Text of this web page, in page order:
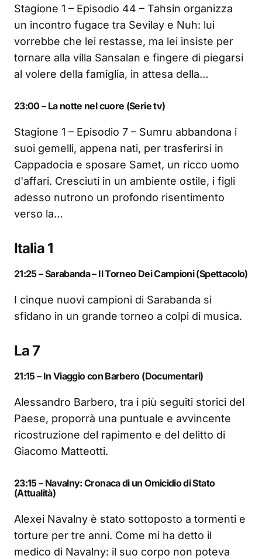
Stagione 1 – Episodio 44 – Tahsin organizza
un incontro fugace tra Sevilay e Nuh: lui
vorrebbe che lei restasse, ma lei insiste per
tornare alla villa Sansalan e fingere di piegarsi
al volere della famiglia, in attesa della…
23:00 – La notte nel cuore (Serie tv)
Stagione 1 – Episodio 7 – Sumru abbandona i
suoi gemelli, appena nati, per trasferirsi in
Cappadocia e sposare Samet, un ricco uomo
d'affari. Cresciuti in un ambiente ostile, i figli
adesso nutrono un profondo risentimento
verso la…
Italia 1
21:25 – Sarabanda – Il Torneo Dei Campioni (Spettacolo)
I cinque nuovi campioni di Sarabanda si
sfidano in un grande torneo a colpi di musica.
La 7
21:15 – In Viaggio con Barbero (Documentari)
Alessandro Barbero, tra i più seguiti storici del
Paese, proporrà una puntuale e avvincente
ricostruzione del rapimento e del delitto di
Giacomo Matteotti.
23:15 – Navalny: Cronaca di un Omicidio di Stato
(Attualità)
Alexei Navalny è stato sottoposto a tormenti e
torture per tre anni. Come mi ha detto il
medico di Navalny: il suo corpo non poteva